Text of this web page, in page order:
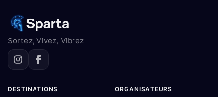
Sortez, Vivez, Vibrez
DESTINATIONS ORGANISATEURS